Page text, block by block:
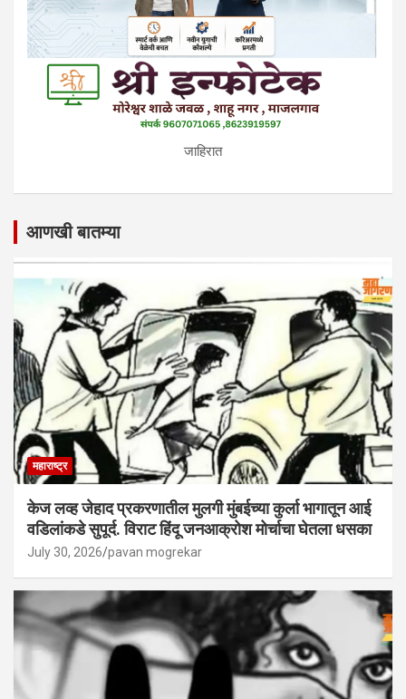
जाहिरात
आणखी बातम्या
महाराष्ट्र
केज लव्ह जेहाद प्रकरणातील मुलगी मुंबईच्या कुर्ला भागातून आई
वडिलांकडे सुपूर्द. विराट हिंदू जनआक्रोश मोर्चाचा घेतला धसका
July 30, 2026 pavan mogrekar